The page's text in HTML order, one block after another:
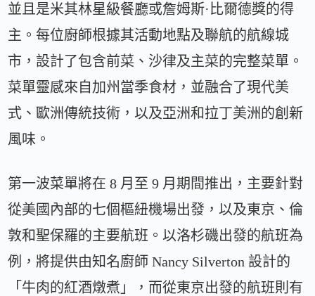
並且是米其林星級餐廳或詹姆斯·比爾德獎的得
主。每位廚師根據其活動地點及聯航的航線城
市，設計了包含前菜、沙律及主菜的完整菜單。
菜單靈感來自加州當季食材，並融合了現代美
式、歐洲傳統技術，以及亞洲和拉丁美洲的創新
風味。
第一波菜單將在 8 月至 9 月期間推出，主要針對
從美國內部的七個樞紐機場出發，以及東京、倫
敦和聖保羅的主要航班。以洛杉磯出發的航班為
例，將提供由知名廚師 Nancy Silverton 設計的
「牛肉的紅酒燉煮」，而從東京出發的航班則有